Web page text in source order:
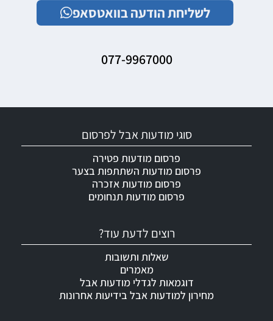
לשליחת הודעה בוואטסאפ
077-9967000
רוצים לדעת עוד?
שאלות ותשובות
מאמרים
דוגמאות לגדלי מודעות אבל
מחירון למודעות אבל בידיעות אחרונות
סוגי מודעות אבל לפרסום
פרסום מודעות פטירה
פרסום מודעות השתתפות בצער
פרסום מודעות אזכרה
פרסום מודעות תנחומים